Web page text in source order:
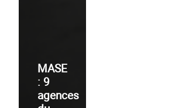
MASE
: 9
agences